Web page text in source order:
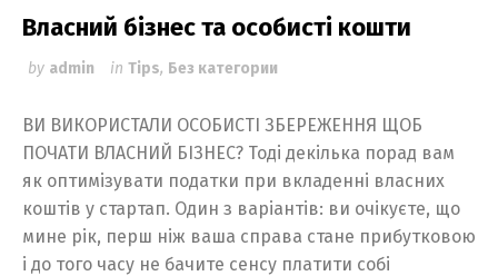
Власний бізнес та особисті кошти
by admin in Tips, Без категории
ВИ ВИКОРИСТАЛИ ОСОБИСТІ ЗБЕРЕЖЕННЯ ЩОБ
ПОЧАТИ ВЛАСНИЙ БІЗНЕС? Тоді декілька порад вам
як оптимізувати податки при вкладенні власних
коштів у стартап. Один з варіантів: ви очікуєте, що
мине рік, перш ніж ваша справа стане прибутковою
і до того часу не бачите сенсу платити собі